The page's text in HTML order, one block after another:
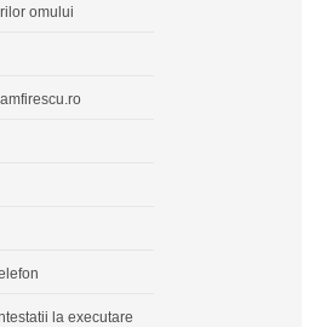
omului
la executare